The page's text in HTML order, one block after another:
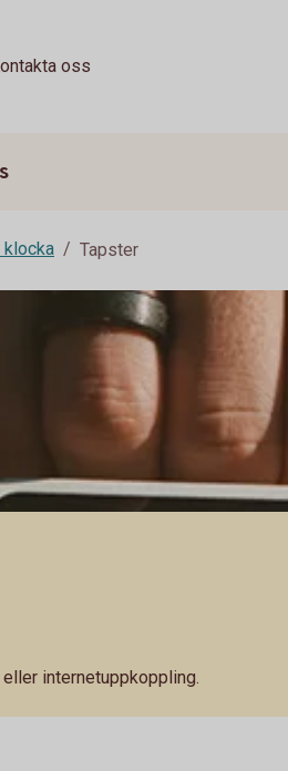
oss
klocka Tapster
internetuppkoppling.